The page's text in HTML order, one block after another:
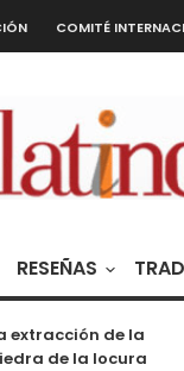
COMITÉ
RESEÑAS
de la
de la locura